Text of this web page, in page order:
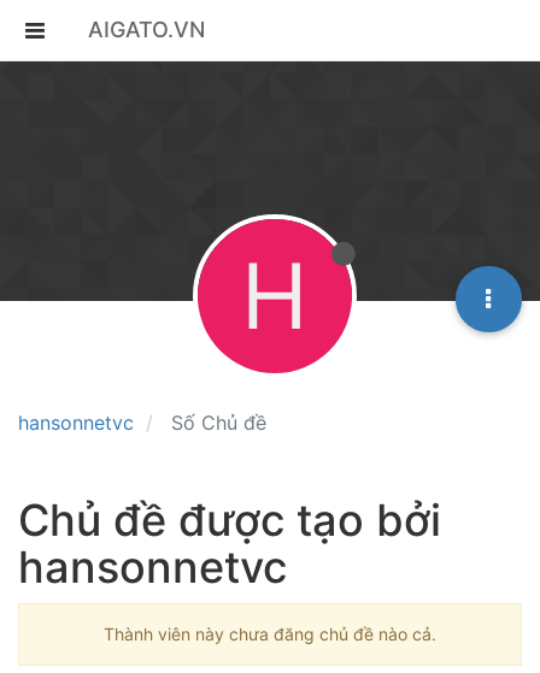
AIGATO.VN
hansonnetvc Số Chủ đề
H
Chủ đề được tạo bởi
hansonnetvc
Thành viên này chưa đăng chủ đề nào cả.